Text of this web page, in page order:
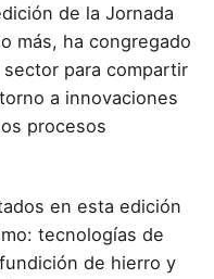
de la Jornada
más, ha congregado
para compartir
a innovaciones
procesos
en esta edición
tecnologías de
de hierro y